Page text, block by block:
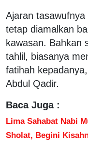
Ajaran tasawufnya
tetap diamalkan
kawasan. Bahkan
tahlil, biasanya
fatihah
Abdul Qadir.
Baca Juga :
Lima Sahabat Nabi
Sholat, Begini